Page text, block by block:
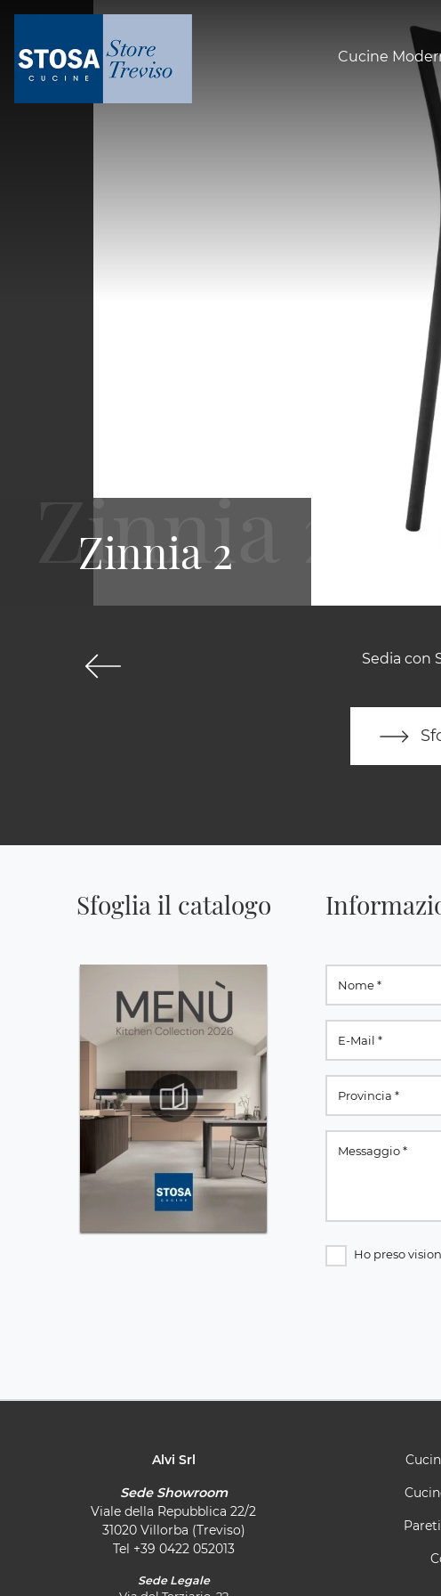
Cucine
Sedia con
Zinnia 2
Sfoglia il catalogo
Ho preso
Alvi Srl
Sede Showroom
Viale della Repubblica 22/2
31020 Villorba (Treviso)
Tel +39 0422 052013
Sede Legale